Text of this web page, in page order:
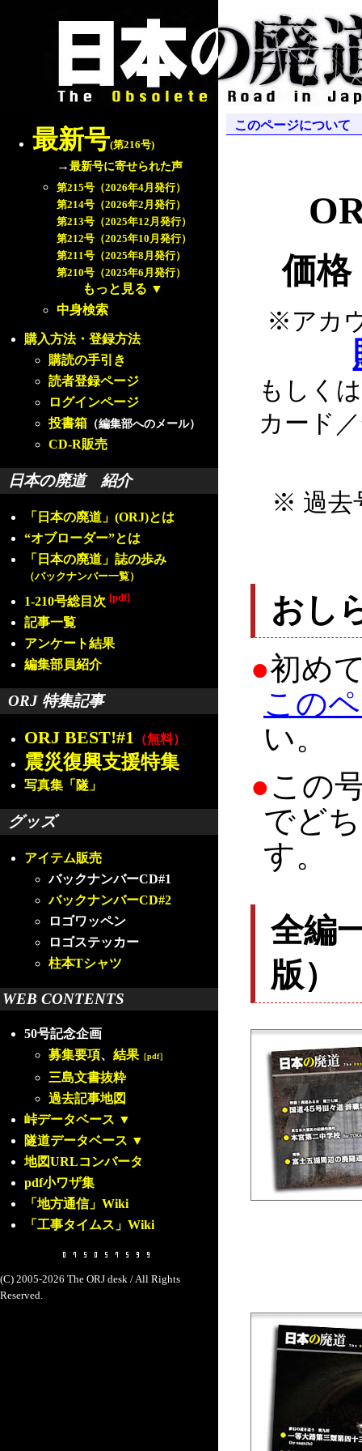
最新号(第216号)
→最新号に寄せられた声
第215号（2026年4月発行）
第214号（2026年2月発行）
第213号（2025年12月発行）
第212号（2025年10月発行）
第211号（2025年8月発行）
第210号（2025年6月発行）
もっと見る ▼
中身検索
購入方法・登録方法
購読の手引き
読者登録ページ
ログインページ
投書箱 （編集部へのメール）
CD-R販売
日本の廃道 紹介
「日本の廃道」(ORJ)とは
“オブローダー”とは
「日本の廃道」誌の歩み
（バックナンバー一覧）
1-210号総目次 [pdf]
記事一覧
アンケート結果
編集部員紹介
ORJ 特集記事
ORJ BEST!#1 （無料）
震災復興支援特集
写真集「隧」
グッズ
アイテム販売
バックナンバーCD#1
バックナンバーCD#2
ロゴワッペン
ロゴステッカー
柱本Tシャツ
WEB CONTENTS
50号記念企画
募集要項、 結果 ［pdf］
三島文書抜粋
過去記事地図
峠データベース ▼
隧道データベース ▼
地図URLコンバータ
pdf小ワザ集
「地方通信」Wiki
「工事タイムス」Wiki
(C) 2005-2026 The ORJ desk / All Rights
Reserved.
このページについて
価格
※アカ
もしくは
カード
※ 過去
おし
●初め
この
い。
●この
でど
す。
全編
版）